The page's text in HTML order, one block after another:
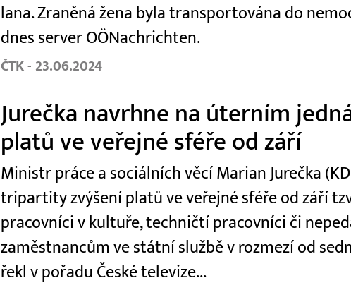
lana. Zraněná žena byla transportována do
dnes server OÖNachrichten.
ČTK - 23.06.2024
Jurečka navrhne na úterním
platů ve veřejné sféře od září
Ministr práce a sociálních věcí Marian Jurečka
tripartity zvýšení platů ve veřejné sféře od září
pracovníci v kultuře, techničtí pracovníci či
zaměstnancům ve státní službě v rozmezí od
řekl v pořadu České televize...